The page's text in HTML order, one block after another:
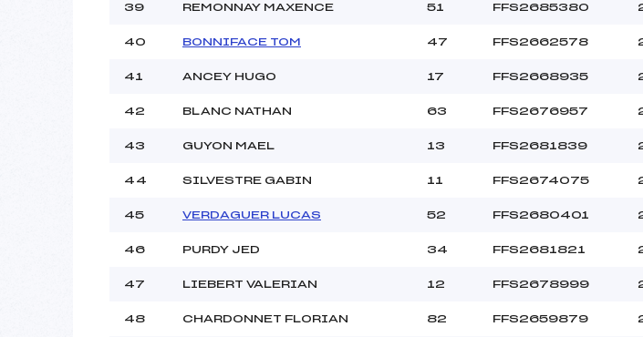
39 REMONNAY MAXENCE 51 FFS2685380
40 BONNIFACE TOM 47 FFS2662578
41 ANCEY HUGO 17 FFS2668935
42 BLANC NATHAN 63 FFS2676957
43 GUYON MAEL 13 FFS2681839
44 SILVESTRE GABIN 11 FFS2674075
45 VERDAGUER LUCAS 52 FFS2680401
46 PURDY JED 34 FFS2681821
47 LIEBERT VALERIAN 12 FFS2678999
48 CHARDONNET FLORIAN 82 FFS2659879